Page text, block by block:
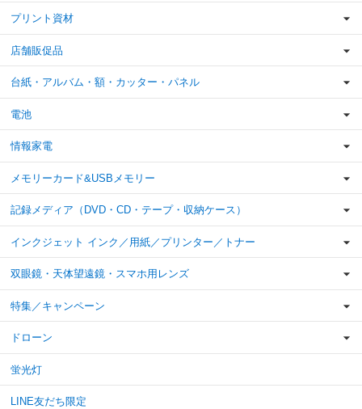
プリント資材
店舗販促品
台紙・アルバム・額・カッター・パネル
電池
情報家電
メモリーカード&USBメモリー
記録メディア（DVD・CD・テープ・収納ケース）
インクジェット インク／用紙／プリンター／トナー
双眼鏡・天体望遠鏡・スマホ用レンズ
特集／キャンペーン
ドローン
蛍光灯
LINE友だち限定